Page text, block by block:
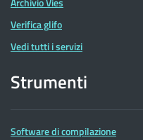
Verifica glifo
Vedi tutti i servizi
Strumenti
Software di compilazione